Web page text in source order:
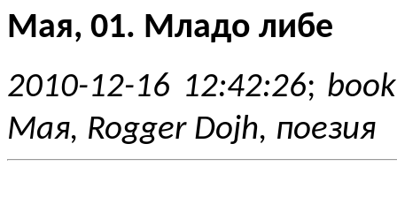
Мая, 01. Младо либе
2010-12-16 12:42:26;
Мая, Rogger Dojh, поезия